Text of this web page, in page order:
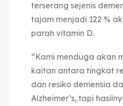
terserang sejenis
tajam menjadi 122 %
parah vitamin D.
“Kami menduga akan
kaitan antara tingkat
dan resiko demensia
Alzheimer’s, tapi